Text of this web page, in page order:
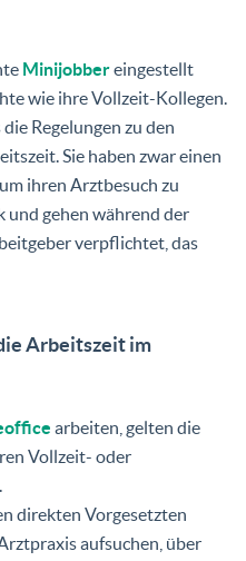
Minijobbereingestellt
wie ihre Vollzeit-Kollegen.
Regelungen zu den
Sie haben zwar einen
ihren Arztbesuch zu
und gehen während der
verpflichtet, das
Arbeitszeit im
arbeiten, gelten die
Vollzeit- oder
direkten Vorgesetzten
aufsuchen, über